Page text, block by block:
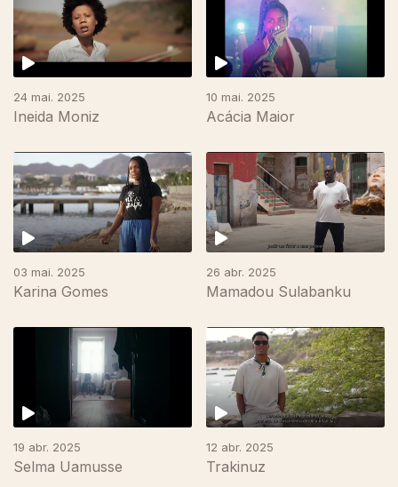
24 mai. 2025
Ineida Moniz
10 mai. 2025
Acácia Maior
03 mai. 2025
Karina Gomes
26 abr. 2025
Mamadou Sulabanku
19 abr. 2025
Selma Uamusse
12 abr. 2025
Trakinuz